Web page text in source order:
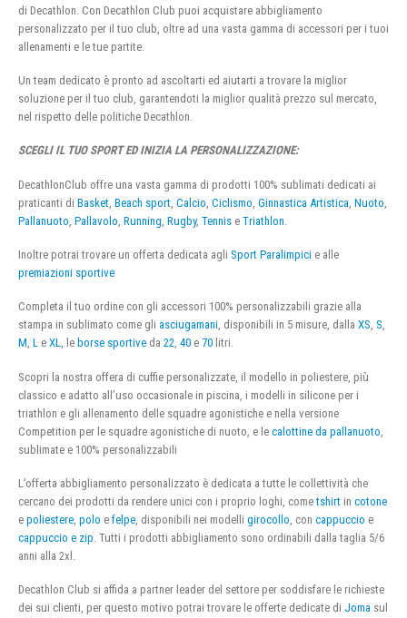
di Decathlon. Con Decathlon Club puoi acquistare abbigliamento
personalizzato per il tuo club, oltre ad una vasta gamma di accessori per i tuoi
allenamenti e le tue partite.
Un team dedicato è pronto ad ascoltarti ed aiutarti a trovare la miglior
soluzione per il tuo club, garantendoti la miglior qualità prezzo sul mercato,
nel rispetto delle politiche Decathlon.
SCEGLI IL TUO SPORT ED INIZIA LA PERSONALIZZAZIONE:
DecathlonClub offre una vasta gamma di prodotti 100% sublimati dedicati ai
praticanti di Basket Beach sport Calcio Ciclismo Ginnastica Artistica Nuoto
Pallanuoto Pallavolo Running Rugby, Tennis e Triathlon
Inoltre potrai trovare un offerta dedicata agli Sport Paralimpici e alle
premiazioni sportive
Completa il tuo ordine con gli accessori 100% personalizzabili grazie alla
stampa in sublimato come gli asciugamani, disponibili in 5 misure, dalla XS, S,
M, L e XL, le borse sportive da 22, 40 e 70 litri.
Scopri la nostra offera di cuffie personalizzate, il modello in poliestere, più
classico e adatto all’uso occasionale in piscina, i modelli in silicone per i
triathlon e gli allenamento delle squadre agonistiche e nella versione
Competition per le squadre agonistiche di nuoto, e le calottine da pallanuoto
sublimate e 100% personalizzabili
L’offerta abbigliamento personalizzato è dedicata a tutte le collettività che
cercano dei prodotti da rendere unici con i proprio loghi, cometshirt in cotone
e poliestere polo e felpe , disponibili nei modelli girocollo , con cappuccio e
cappuccio e zip . Tutti i prodotti abbigliamento sono ordinabili dalla taglia 5/6
anni alla 2xl.
Decathlon Club si affida a partner leader del settore per soddisfare le richieste
dei sui clienti, per questo motivo potrai trovare le offerte dedicate di Joma sul